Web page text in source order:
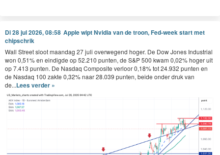
Di 28 jul 2026, 08:58 Apple wipt Nvidia van de troon, Fed-week start met
chipschrik
Wall Street sloot maandag 27 juli overwegend hoger. De Dow Jones Industrial
won 0,51% en eindigde op 52.210 punten, de S&P 500 kwam 0,02% hoger uit
op 7.413 punten. De Nasdaq Composite verloor 0,18% tot 24.932 punten en
de Nasdaq 100 zakte 0,32% naar 28.039 punten, beide onder druk van
de...Lees verder »